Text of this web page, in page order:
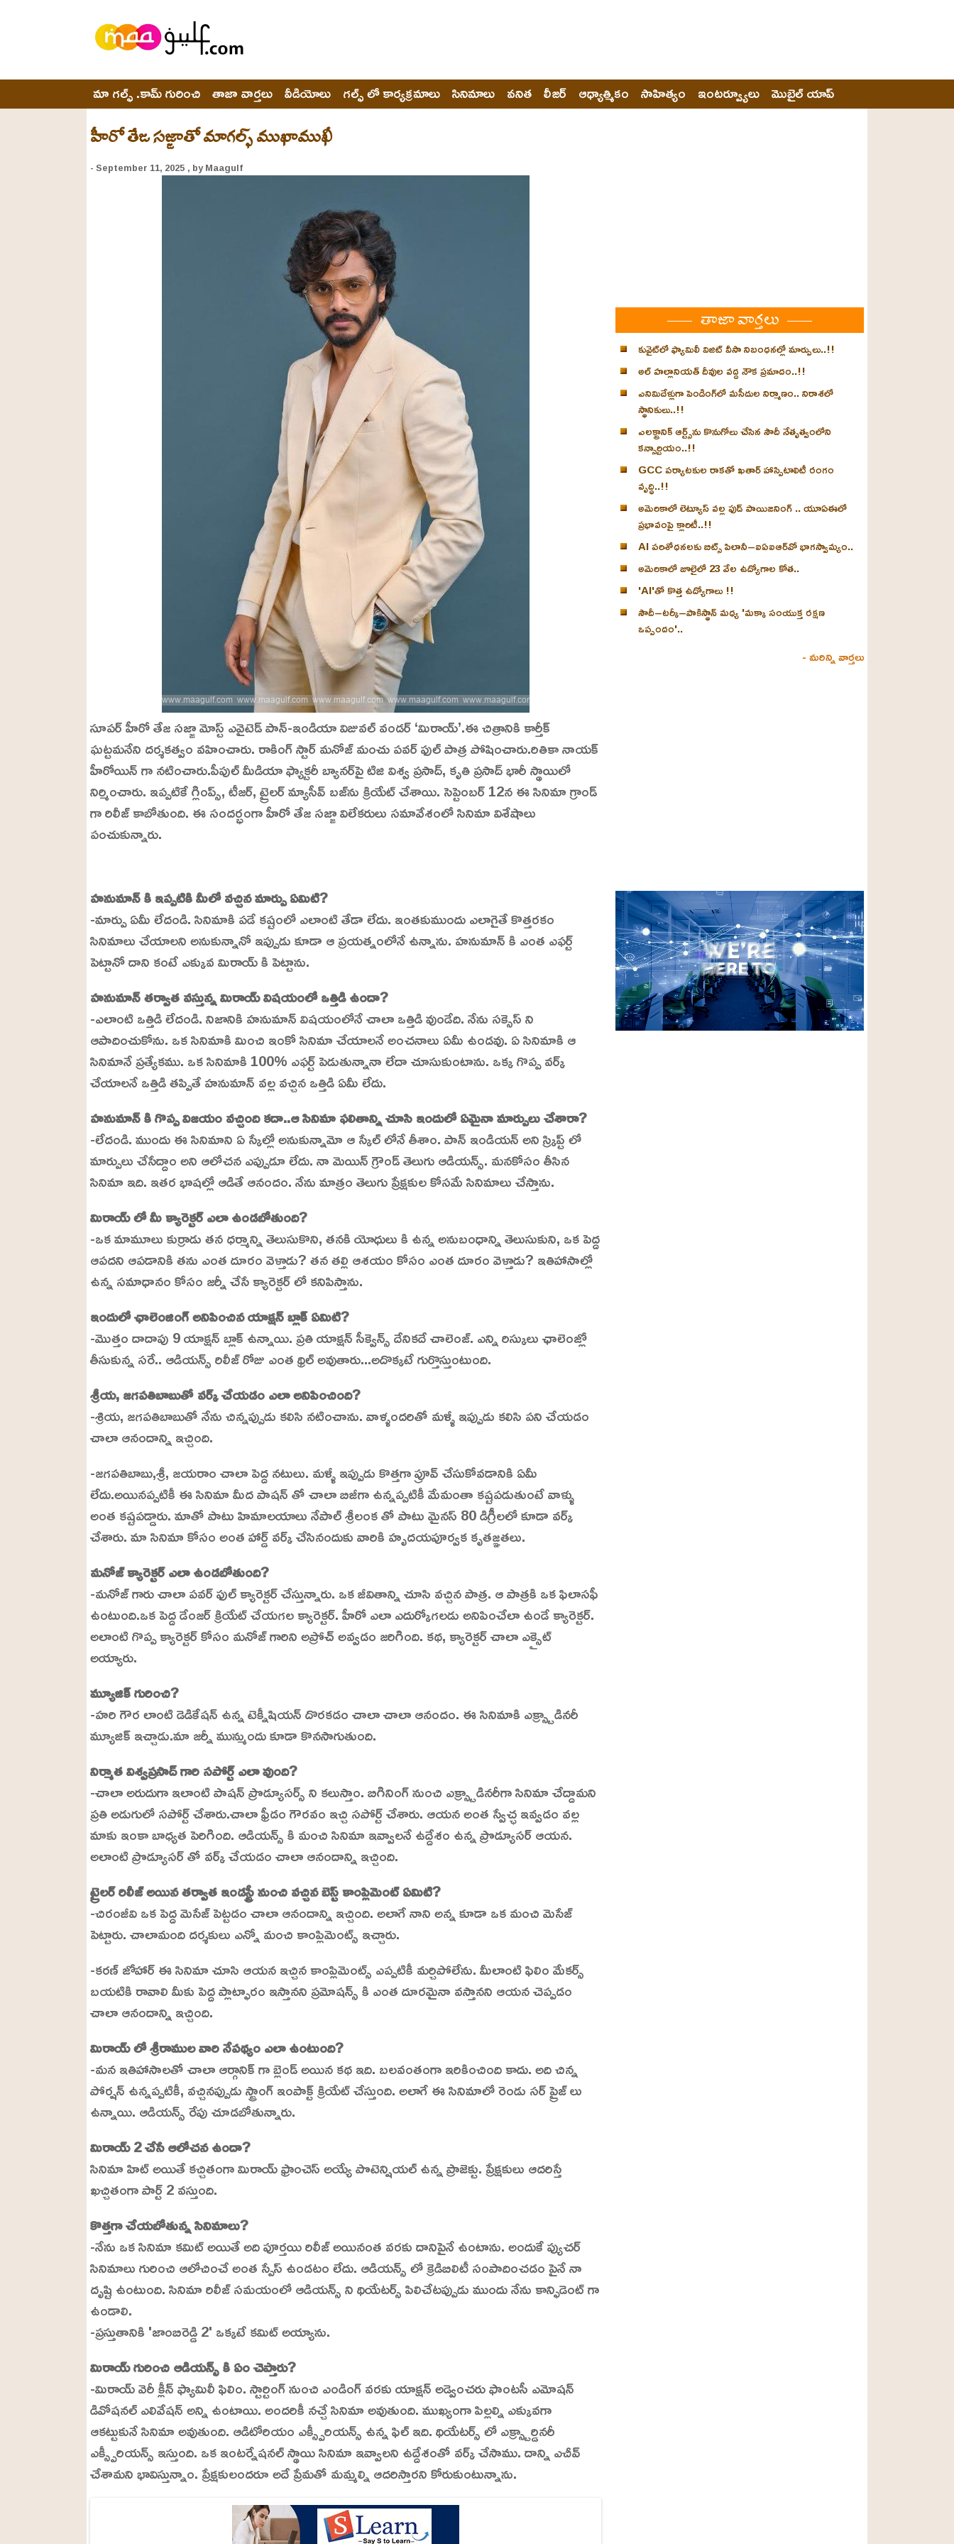
మా గల్ఫ్ .కామ్ గురించి తాజా వార్తలు వీడియోలు గల్ఫ్ లో కార్యక్రమాలు సినిమాలు వనిత లీజర్ ఆధ్యాత్మికం సాహిత్యం ఇంటర్వ్యూలు మొబైల్ యాప్
హీరో తేజ సజ్జాతో మాగల్ఫ్ ముఖాముఖీ
- September 11, 2025 , by Maagulf
సూపర్ హీరో తేజ సజ్జా మోస్ట్ ఎవైటెడ్ పాన్-ఇండియా విజువల్ వండర్ ‘మిరాయ్‌’.ఈ చిత్రానికి కార్తీక్
ఘట్టమనేని దర్శకత్వం వహించారు. రాకింగ్ స్టార్ మనోజ్ మంచు పవర్ ఫుల్ పాత్ర పోషించారు.రితికా నాయక్
హీరోయిన్ గా నటించారు.పీపుల్ మీడియా ఫ్యాక్టరీ బ్యానర్‌పై టిజి విశ్వ ప్రసాద్, కృతి ప్రసాద్ భారీ స్థాయిలో
నిర్మించారు. ఇప్పటికే గ్లింప్స్, టీజర్, ట్రైలర్ మ్యాసీవ్ బజ్‌ను క్రియేట్ చేశాయి. సెప్టెంబర్ 12న ఈ సినిమా గ్రాండ్
గా రిలీజ్ కాబోతుంది. ఈ సందర్భంగా హీరో తేజ సజ్జా విలేకరులు సమావేశంలో సినిమా విశేషాలు
పంచుకున్నారు.
U
n
m
u
e
a
d
d
2
4
.
6
%
హనుమాన్ కి ఇప్పటికి మీలో వచ్చిన మార్పు ఏమిటి?
-మార్పు ఏమీ లేదండి. సినిమాకి పడే కష్టంలో ఎలాంటి తేడా లేదు. ఇంతకుముందు ఎలాగైతే కొత్తరకం
సినిమాలు చేయాలని అనుకున్నానో ఇప్పుడు కూడా ఆ ప్రయత్నంలోనే ఉన్నాను. హనుమాన్ కి ఎంత ఎఫర్ట్
పెట్టానో దాని కంటే ఎక్కువ మిరాయ్ కి పెట్టాను.
హనుమాన్ తర్వాత వస్తున్న మిరాయ్ విషయంలో ఒత్తిడి ఉందా?
-ఎలాంటి ఒత్తిడి లేదండి. నిజానికి హనుమాన్ విషయంలోనే చాలా ఒత్తిడి వుండేది. నేను సక్సెస్ ని
ఆపాదించుకోను. ఒక సినిమాకి మించి ఇంకో సినిమా చేయాలనే అంచనాలు ఏమీ ఉండవు. ఏ సినిమాకి ఆ
సినిమానే ప్రత్యేకము. ఒక సినిమాకి 100% ఎఫర్ట్ పెడుతున్నానా లేదా చూసుకుంటాను. ఒక్క గొప్ప వర్క్
చేయాలనే ఒత్తిడి తప్పితే హనుమాన్ వల్ల వచ్చిన ఒత్తిడి ఏమీ లేదు.
హనుమాన్ కి గొప్ప విజయం వచ్చింది కదా..ఆ సినిమా ఫలితాన్ని చూసి ఇందులో ఏమైనా మార్పులు చేశారా?
-లేదండి. ముందు ఈ సినిమాని ఏ స్కేల్లో అనుకున్నామో ఆ స్కేల్ లోనే తీశాం. పాన్ ఇండియన్ అని స్క్రిప్ట్ లో
మార్పులు చేసేద్దాం అని ఆలోచన ఎప్పుడూ లేదు. నా మెయిన్ గ్రౌండ్ తెలుగు ఆడియన్స్. మనకోసం తీసిన
సినిమా ఇది. ఇతర భాషల్లో ఆడితే ఆనందం. నేను మాత్రం తెలుగు ప్రేక్షకుల కోసమే సినిమాలు చేస్తాను.
మిరాయ్ లో మీ క్యారెక్టర్ ఎలా ఉండబోతుంది?
-ఒక మామూలు కుర్రాడు తన ధర్మాన్ని తెలుసుకొని, తనకి యోధులు కి ఉన్న అనుబంధాన్ని తెలుసుకుని, ఒక పెద్ద
ఆపదని ఆపడానికి తను ఎంత దూరం వెళ్తాడు? తన తల్లి ఆశయం కోసం ఎంత దూరం వెళ్తాడు? ఇతిహాసాల్లో
ఉన్న సమాధానం కోసం జర్నీ చేసే క్యారెక్టర్ లో కనిపిస్తాను.
ఇందులో ఛాలెంజింగ్ అనిపించిన యాక్షన్ బ్లాక్ ఏమిటి?
-మొత్తం దాదాపు 9 యాక్షన్ బ్లాక్ ఉన్నాయి. ప్రతి యాక్షన్ సీక్వెన్స్ దేనికదే చాలెంజ్. ఎన్ని రిస్కులు ఛాలెంజ్లో
తీసుకున్న సరే.. ఆడియన్స్ రిలీజ్ రోజు ఎంత థ్రిల్ అవుతారు...అదొక్కటే గుర్తొస్తుంటుంది.
శ్రీయ, జగపతిబాబుతో వర్క్ చేయడం ఎలా అనిపించింది?
-శ్రియ, జగపతిబాబుతో నేను చిన్నప్పుడు కలిసి నటించాను. వాళ్ళందరితో మళ్ళీ ఇప్పుడు కలిసి పని చేయడం
చాలా ఆనందాన్ని ఇచ్చింది.
-జగపతిబాబు,శ్రీ, జయరాం చాలా పెద్ద నటులు. మళ్ళీ ఇప్పుడు కొత్తగా ప్రూవ్ చేసుకోవడానికి ఏమీ
లేదు.అయినప్పటికీ ఈ సినిమా మీద పాషన్ తో చాలా బిజీగా ఉన్నప్పటికీ మేమంతా కష్టపడుతుంటే వాళ్ళు
అంత కష్టపడ్డారు. మాతో పాటు హిమాలయాలు నేపాల్ శ్రీలంక తో పాటు మైనస్ 80 డిగ్రీలలో కూడా వర్క్
చేశారు. మా సినిమా కోసం అంత హార్డ్ వర్క్ చేసినందుకు వారికి హృదయపూర్వక కృతజ్ఞతలు.
మనోజ్ క్యారెక్టర్ ఎలా ఉండబోతుంది?
-మనోజ్ గారు చాలా పవర్ ఫుల్ క్యారెక్టర్ చేస్తున్నారు. ఒక జీవితాన్ని చూసి వచ్చిన పాత్ర. ఆ పాత్రకి ఒక ఫిలాసఫీ
ఉంటుంది.ఒక పెద్ద డేంజర్ క్రియేట్ చేయగల క్యారెక్టర్. హీరో ఎలా ఎదుర్కోగలడు అనిపించేలా ఉండే క్యారెక్టర్.
అలాంటి గొప్ప క్యారెక్టర్ కోసం మనోజ్ గారిని అప్రోచ్ అవ్వడం జరిగింది. కథ, క్యారెక్టర్ చాలా ఎక్సైట్
అయ్యారు.
మ్యూజిక్ గురించి?
-హరి గౌర లాంటి డెడికేషన్ ఉన్న టెక్నీషియన్ దొరకడం చాలా చాలా ఆనందం. ఈ సినిమాకి ఎక్స్ట్రాడినరీ
మ్యూజిక్ ఇచ్చాడు.మా జర్నీ మున్ముందు కూడా కొనసాగుతుంది.
నిర్మాత విశ్వప్రసాద్ గారి సపోర్ట్ ఎలా వుంది?
-చాలా అరుదుగా ఇలాంటి పాషన్ ప్రొడ్యూసర్స్ ని కలుస్తాం. బిగినింగ్ నుంచి ఎక్స్ట్రాడినరీగా సినిమా చేద్దామని
ప్రతి అడుగులో సపోర్ట్ చేశారు.చాలా ఫ్రీడం గౌరవం ఇచ్చి సపోర్ట్ చేశారు. ఆయన అంత స్వేచ్ఛ ఇవ్వడం వల్ల
మాకు ఇంకా బాధ్యత పెరిగింది. ఆడియన్స్ కి మంచి సినిమా ఇవ్వాలనే ఉద్దేశం ఉన్న ప్రొడ్యూసర్ ఆయన.
అలాంటి ప్రొడ్యూసర్ తో వర్క్ చేయడం చాలా ఆనందాన్ని ఇచ్చింది.
ట్రైలర్ రిలీజ్ అయిన తర్వాత ఇండస్ట్రీ నుంచి వచ్చిన బెస్ట్ కాంప్లిమెంట్ ఏమిటి?
-చిరంజీవి ఒక పెద్ద మెసేజ్ పెట్టడం చాలా ఆనందాన్ని ఇచ్చింది. అలాగే నాని అన్న కూడా ఒక మంచి మెసేజ్
పెట్టారు. చాలామంది దర్శకులు ఎన్నో మంచి కాంప్లిమెంట్స్ ఇచ్చారు.
-కరణ్ జోహార్ ఈ సినిమా చూసి ఆయన ఇచ్చిన కాంప్లిమెంట్స్ ఎప్పటికీ మర్చిపోలేను. మీలాంటి ఫిలిం మేకర్స్
బయటికి రావాలి మీకు పెద్ద ప్లాట్ఫారం ఇస్తానని ప్రమోషన్స్ కి ఎంత దూరమైనా వస్తానని ఆయన చెప్పడం
చాలా ఆనందాన్ని ఇచ్చింది.
మిరాయ్ లో శ్రీరాముల వారి నేపథ్యం ఎలా ఉంటుంది?
-మన ఇతిహాసాలతో చాలా ఆర్గానిక్ గా బ్లెండ్ అయిన కథ ఇది. బలవంతంగా ఇరికించింది కాదు. అది చిన్న
పోర్షన్ ఉన్నప్పటికీ, వచ్చినప్పుడు స్ట్రాంగ్ ఇంపాక్ట్ క్రియేట్ చేస్తుంది. అలాగే ఈ సినిమాలో రెండు సర్ ప్రైజ్ లు
ఉన్నాయి. ఆడియన్స్ రేపు చూడబోతున్నారు.
మిరాయ్ 2 చేసే ఆలోచన ఉందా?
సినిమా హిట్ అయితే కచ్చితంగా మిరాయ్ ఫ్రాంచెస్ అయ్యే పొటెన్షియల్ ఉన్న ప్రాజెక్టు. ప్రేక్షకులు ఆదరిస్తే
ఖచ్చితంగా పార్ట్ 2 వస్తుంది.
కొత్తగా చేయబోతున్న సినిమాలు?
-నేను ఒక సినిమా కమిట్ అయితే అది పూర్తయి రిలీజ్ అయినంత వరకు దానిపైనే ఉంటాను. అందుకే ప్యుచర్
సినిమాలు గురించి ఆలోచించే అంత స్పేస్ ఉండటం లేదు. ఆడియన్స్ లో క్రెడిబిలిటీ సంపాదించడం పైనే నా
దృష్టి ఉంటుంది. సినిమా రిలీజ్ సమయంలో ఆడియన్స్ ని థియేటర్స్ పిలిచేటప్పుడు ముందు నేను కాన్ఫిడెంట్ గా
ఉండాలి.
-ప్రస్తుతానికి 'జాంబిరెడ్డి 2' ఒక్కటే కమిట్ అయ్యాను.
మిరాయ్ గురించి ఆడియన్స్ కి ఏం చెప్తారు?
-మిరాయ్ వెరీ క్లీన్ ఫ్యామిలీ ఫిలిం. స్టార్టింగ్ నుంచి ఎండింగ్ వరకు యాక్షన్ అడ్వెంచరు ఫాంటసీ ఎమోషన్
డివోషనల్ ఎలివేషన్ అన్ని ఉంటాయి. అందరికీ నచ్చే సినిమా అవుతుంది. ముఖ్యంగా పిల్లల్ని ఎక్కువగా
ఆకట్టుకునే సినిమా అవుతుంది. ఆడిటోరియం ఎక్స్పీరియన్స్ ఉన్న ఫిల్ ఇది. థియేటర్స్ లో ఎక్స్ట్రార్డినరీ
ఎక్స్పీరియన్స్ ఇస్తుంది. ఒక ఇంటర్నేషనల్ స్థాయి సినిమా ఇవ్వాలని ఉద్దేశంతో వర్క్ చేసాము. దాన్ని ఎచీవ్
చేశామని భావిస్తున్నాం. ప్రేక్షకులందరూ అదే ప్రేమతో మమ్మల్ని ఆదరిస్తారని కోరుకుంటున్నాను.
తాజా వార్తలు
కువైట్‌లో ఫ్యామిలీ విజిట్ వీసా నిబంధనల్లో మార్పులు..!!
అల్ హల్లానియత్ దీవుల వద్ద నౌక ప్రమాదం..!!
ఎనిమిదేళ్లుగా పెండింగ్‌లో మసీదుల నిర్మాణం.. నిరాశలో
స్థానికులు..!!
ఎలక్ట్రానిక్ ఆర్ట్స్‌ను కొనుగోలు చేసిన సౌదీ నేతృత్వంలోని
కన్సార్టియం..!!
GCC పర్యాటకుల రాకతో ఖతార్ హాస్పిటాలిటీ రంగం
వృద్ధి..!!
అమెరికాలో లెట్యూస్ వల్ల ఫుడ్ పాయిజనింగ్ .. యూఏఈలో
ప్రభావంపై క్లారిటీ..!!
AI పరిశోధనలకు బిట్స్ పిలానీ–ఐఏఐఆర్‌వో భాగస్వామ్యం..
అమెరికాలో జూలైలో 23 వేల ఉద్యోగాల కోత..
'AI'తో కొత్త ఉద్యోగాలు !!
సౌదీ–టర్కీ–పాకిస్థాన్ మధ్య 'మక్కా సంయుక్త రక్షణ
ఒప్పందం'..
- మరిన్ని వార్తలు